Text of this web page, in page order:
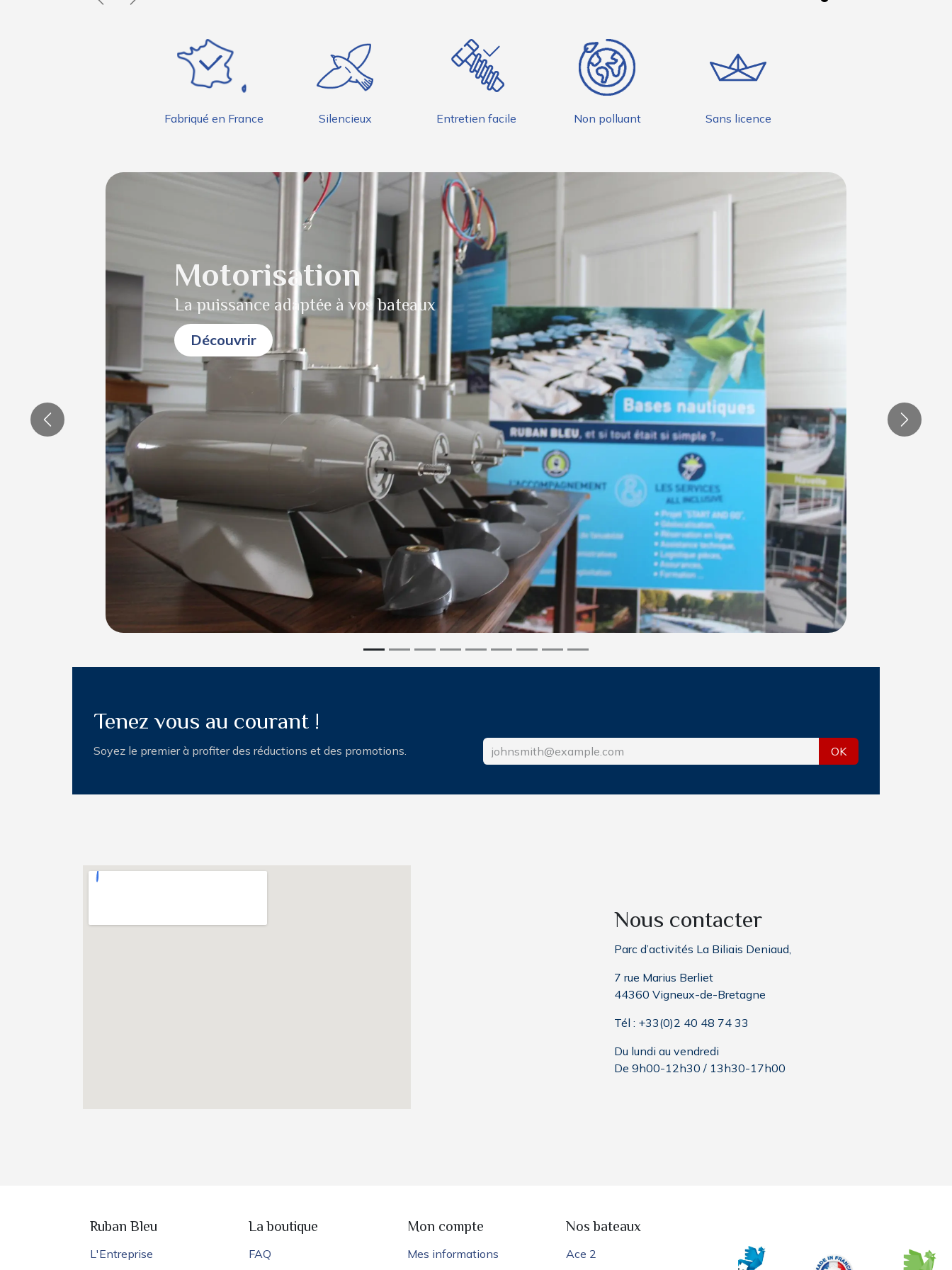
PreviousFollowing
Fabriqué en France Silencieux Entretien facile Non polluant Sans licence
Motorisation
La puissance adaptée à vos bateaux
Découvrir
Previous
OK
Tenez vous au courant !
Soyez le premier à profiter des réductions et des promotions.
Nous contacter
Parc d’activités La Biliais Deniaud,
7 rue Marius Berliet
44360 Vigneux-de-Bretagne
Tél : +33(0)2 40 48 74 33
Du lundi au vendredi
De 9h00-12h30 / 13h30-17h00
Ruban Bleu
L'Entreprise
La boutique
FAQ
Mon compte
Mes informations
Nos bateaux
Ace 2